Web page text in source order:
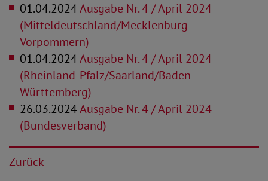
01.04.2024Ausgabe Nr. 4 / April 2024
(Mitteldeutschland/Mecklenburg-
Vorpommern)
01.04.2024Ausgabe Nr. 4 / April 2024
(Rheinland-Pfalz/Saarland/Baden-
Württemberg)
26.03.2024Ausgabe Nr. 4 / April 2024
(Bundesverband)
Zurück